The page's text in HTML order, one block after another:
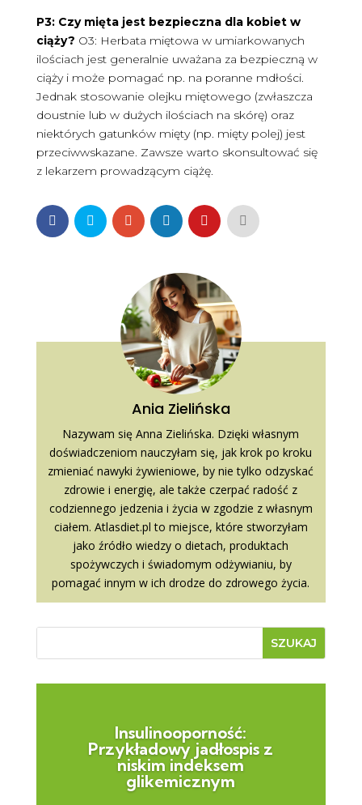
P3: Czy mięta jest bezpieczna dla kobiet w
ciąży? O3: Herbata miętowa w umiarkowanych
ilościach jest generalnie uważana za bezpieczną w
ciąży i może pomagać np. na poranne mdłości.
Jednak stosowanie olejku miętowego (zwłaszcza
doustnie lub w dużych ilościach na skórę) oraz
niektórych gatunków mięty (np. mięty polej) jest
przeciwwskazane. Zawsze warto skonsultować się
z lekarzem prowadzącym ciążę.
Ania Zielińska
Nazywam się Anna Zielińska. Dzięki własnym
doświadczeniom nauczyłam się, jak krok po kroku
zmieniać nawyki żywieniowe, by nie tylko odzyskać
zdrowie i energię, ale także czerpać radość z
codziennego jedzenia i życia w zgodzie z własnym
ciałem. Atlasdiet.pl to miejsce, które stworzyłam
jako źródło wiedzy o dietach, produktach
spożywczych i świadomym odżywianiu, by
pomagać innym w ich drodze do zdrowego życia.
Insulinooporność:
Przykładowy jadłospis z
niskim indeksem
glikemicznym